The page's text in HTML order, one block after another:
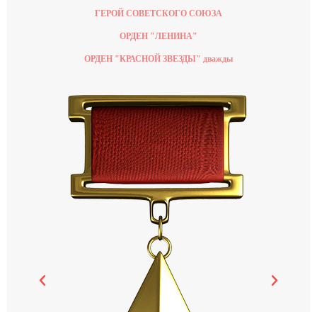
ГЕРОЙ СОВЕТСКОГО СОЮЗА
ОРДЕН "ЛЕНИНА"
ОРДЕН "КРАСНОЙ ЗВЕЗДЫ" дважды